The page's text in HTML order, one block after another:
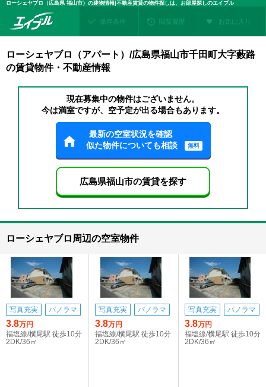
ローシェヤブロ（広島県 福山市）の建物情報|不動産賃貸の物件探しは、お部屋探しのエイブル
保存条件 閲覧履歴 お気に入り
ローシェヤブロ（アパート）/広島県福山市千田町大字藪路
の賃貸物件・不動産情報
現在募集中の物件はございません。
今は満室ですが、空予定が出る場合もあります。
最新の空室状況を確認
似た物件についても相談
無料
広島県福山市の賃貸を探す
ローシェヤブロ周辺の空室物件
写真充実 パノラマ
3.8万円
福塩線/横尾駅 徒歩10分
2DK/36㎡
写真充実 パノラマ
3.8万円
福塩線/横尾駅 徒歩10分
2DK/36㎡
写真充実 パノラマ
3.8万円
福塩線/横尾駅 徒歩10分
2DK/36㎡